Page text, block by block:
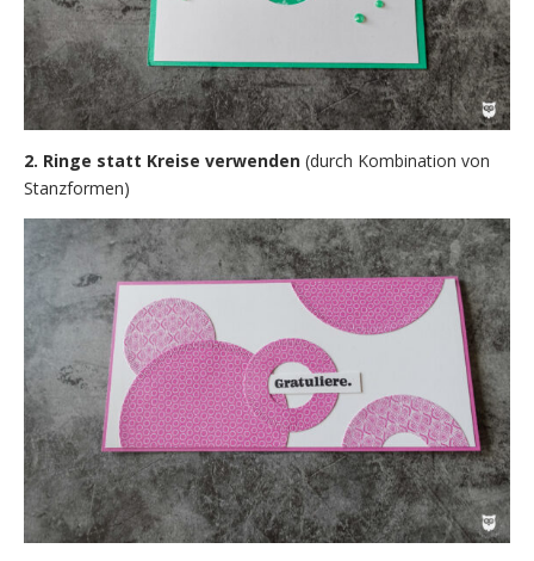
2. Ringe statt Kreise verwenden (durch Kombination von
Stanzformen)